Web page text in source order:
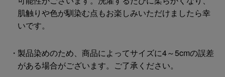
肌触りや色が馴染む点もお楽しみいただけましたら幸
いです。
製品染めのため、商品によってサイズに4～5cmの誤差
がある場合がございます。ご了承ください。